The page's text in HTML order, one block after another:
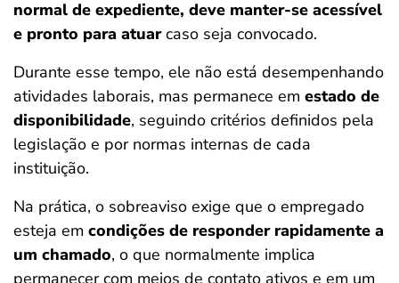
normal de expediente, deve manter-se acessível
e pronto para atuarcaso seja convocado.
Durante esse tempo, ele não está desempenhando
atividades laborais, mas permanece em estado de
disponibilidade, seguindo critérios definidos pela
legislação e por normas internas de cada
instituição.
Na prática, o sobreaviso exige que o empregado
esteja em condições de responder rapidamente a
um chamado, o que normalmente implica
permanecer com meios de contato ativos e em um